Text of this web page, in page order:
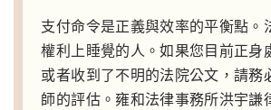
支付命令是正義與效率的平衡點。
權利上睡覺的人。如果您目前正身
或者收到了不明的法院公文，請務
師的評估。雍和法律事務所洪宇謙